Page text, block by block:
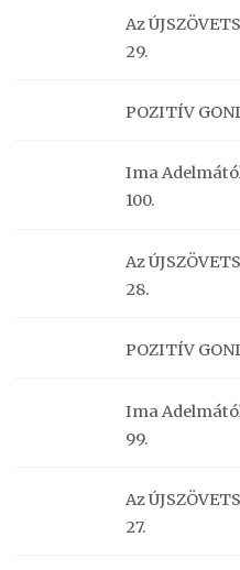
Az
29.
POZITÍV
Ima
100.
Az
28.
POZITÍV
Ima
99.
Az
27.